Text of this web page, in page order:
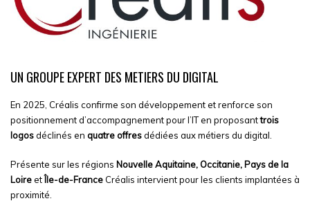
UN GROUPE EXPERT DES METIERS DU DIGITAL
En 2025, Créalis confirme son développement et renforce son
positionnement d’accompagnement pour l’IT en proposanttrois
logosdéclinés en quatre offresdédiées aux métiers du digital.
Présente sur les régions Nouvelle Aquitaine,Occitanie, Pays de la
LoireetÎle-de-France Créalis intervient pour les clients implantées à
proximité.